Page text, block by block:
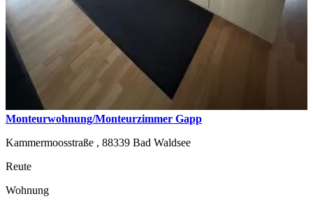
Monteurwohnung/Monteurzimmer Gapp
Kammermoosstraße , 88339 Bad Waldsee
Reute
Wohnung